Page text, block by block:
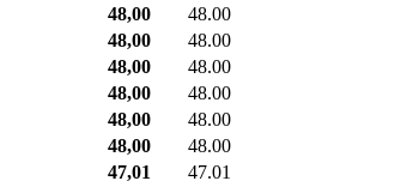
48,00 48.00
48,00 48.00
48,00 48.00
48,00 48.00
48,00 48.00
48,00 48.00
47,01 47.01